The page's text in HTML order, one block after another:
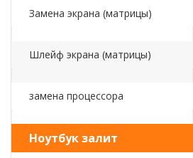
Замена экрана (матрицы)
Шлейф экрана (матрицы)
замена процессора
Ноутбук залит